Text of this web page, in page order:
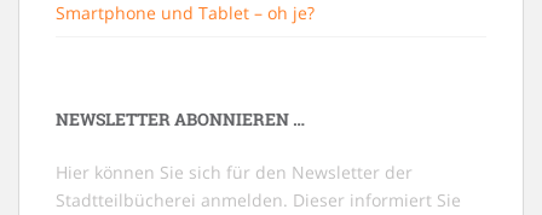
Smartphone und Tablet – oh je?
NEWSLETTER ABONNIEREN …
Hier können Sie sich für den Newsletter der
Stadtteilbücherei anmelden. Dieser informiert Sie